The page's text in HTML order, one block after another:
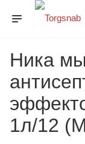
Ника
1л/12